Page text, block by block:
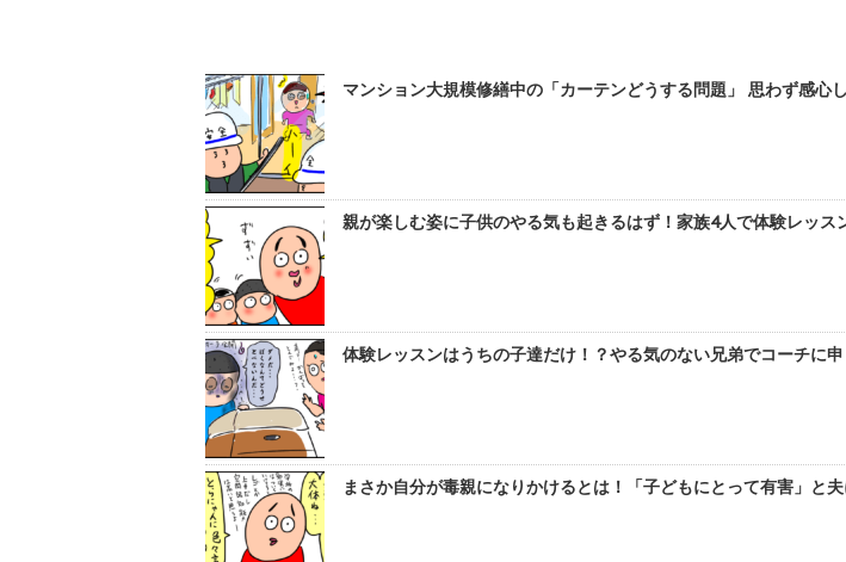
マンション大規模修繕中の「カーテンどうする問題」 思わず感
親が楽しむ姿に子供のやる気も起きるはず！家族4人で体験レッ
体験レッスンはうちの子達だけ！？やる気のない兄弟でコーチ
まさか自分が毒親になりかけるとは！「子どもにとって有害」